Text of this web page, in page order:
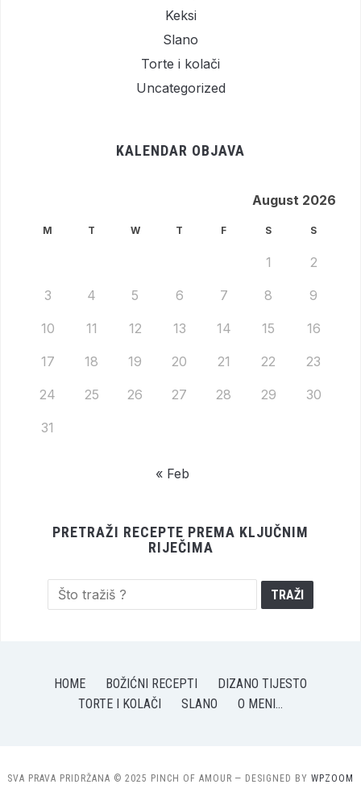
Keksi
Slano
Torte i kolači
Uncategorized
KALENDAR OBJAVA
August 2026
M T W T F S S
1 2
3 4 5 6 7 8 9
10 11 12 13 14 15 16
17 18 19 20 21 22 23
24 25 26 27 28 29 30
31
« Feb
PRETRAŽI RECEPTE PREMA KLJUČNIM
RIJEČIMA
HOME BOŽIĆNI RECEPTI
DIZANO TIJESTO
TORTE I KOLAČI
SLANO O MENI…
SVA PRAVA PRIDRŽANA © 2025 PINCH OF AMOUR — DESIGNED BY WPZOOM